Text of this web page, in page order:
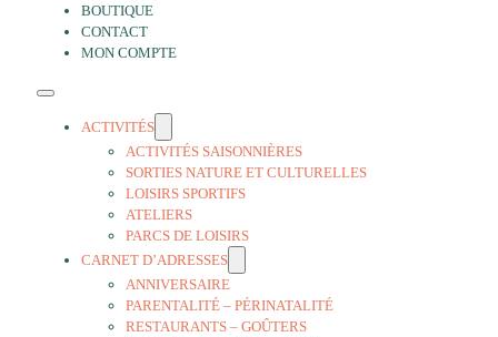
BOUTIQUE
CONTACT
MON COMPTE
ACTIVITÉS
ACTIVITÉS SAISONNIÈRES
SORTIES NATURE ET CULTURELLES
LOISIRS SPORTIFS
ATELIERS
PARCS DE LOISIRS
CARNET D’ADRESSES
ANNIVERSAIRE
PARENTALITÉ – PÉRINATALITÉ
RESTAURANTS – GOÛTERS